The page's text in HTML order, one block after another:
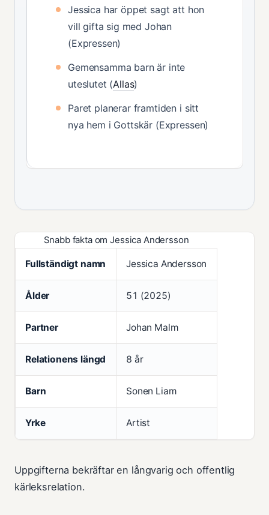
Jessica har öppet sagt att hon
vill gifta sig med Johan
(Expressen)
Gemensamma barn är inte
uteslutet (Allas)
Paret planerar framtiden i sitt
nya hem i Gottskär (Expressen)
Snabb fakta om Jessica Andersson
Fullständigt namn Jessica Andersson
Ålder 51 (2025)
Partner Johan Malm
Relationens längd 8 år
Barn Sonen Liam
Yrke Artist
Uppgifterna bekräftar en långvarig och offentlig
kärleksrelation.